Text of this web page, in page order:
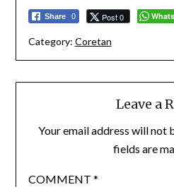
Share 0 Post 0
Category: Coretan
Leave a
Your email address will not
fields are
COMMENT *